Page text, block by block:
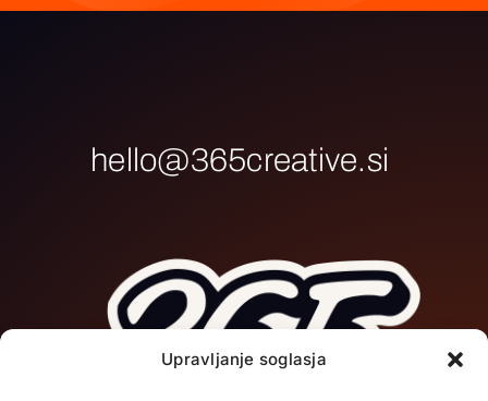
Upravljanje soglasja
hello@365creative.si
DOMOV